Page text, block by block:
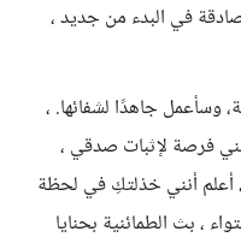
في البدء من جديد ،
وسأعمل جاهدًا لشفائها. ،
فرصة لإثبات صدقي ،
أعلم أنني خذلتكِ في لحظة
، بث الطمائنية بحنايا